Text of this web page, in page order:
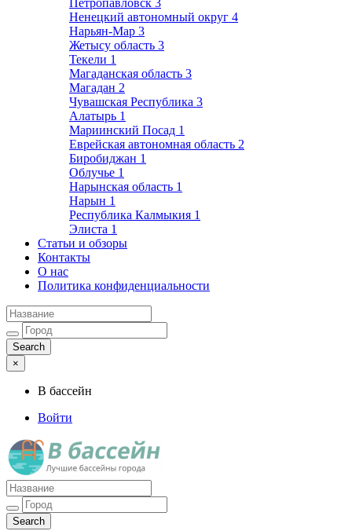
Петропавловск 3
Ненецкий автономный округ 4
Нарьян-Мар 3
Жетысу область 3
Текели 1
Магаданская область 3
Магадан 2
Чувашская Республика 3
Алатырь 1
Мариинский Посад 1
Еврейская автономная область 2
Биробиджан 1
Облучье 1
Нарынская область 1
Нарын 1
Республика Калмыкия 1
Элиста 1
Статьи и обзоры
Контакты
О нас
Политика конфиденциальности
×
В бассейн
Войти
Лучшие бассейны города